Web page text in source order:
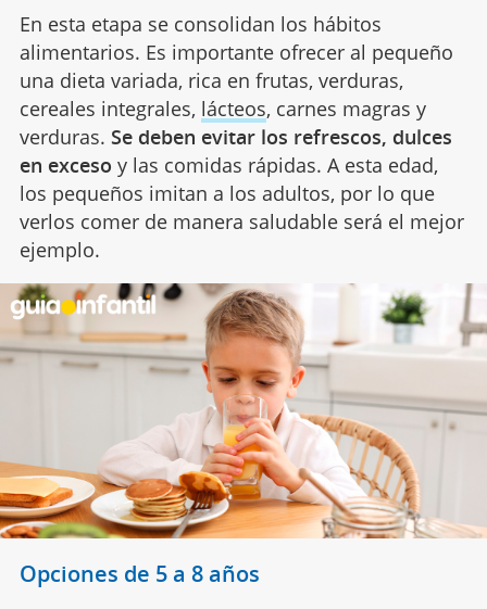
En esta etapa se consolidan los hábitos
alimentarios. Es importante ofrecer al pequeño
una dieta variada, rica en frutas, verduras,
cereales integrales, lácteos, carnes magras y
verduras. Se deben evitar los refrescos, dulces
en exceso y las comidas rápidas. A esta edad,
los pequeños imitan a los adultos, por lo que
verlos comer de manera saludable será el mejor
ejemplo.
Opciones de 5 a 8 años